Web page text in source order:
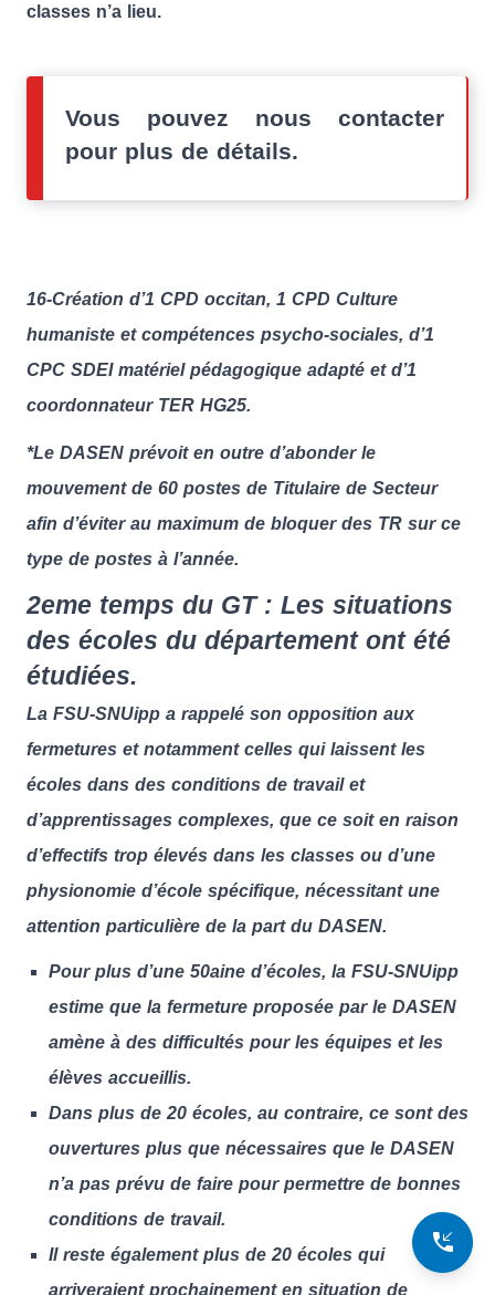
phone_callback
classes n’a lieu.
Vous pouvez nous contacter
pour plus de détails.
16-Création d’1 CPD occitan, 1 CPD Culture
humaniste et compétences psycho-sociales, d’1
CPC SDEI matériel pédagogique adapté et d’1
coordonnateur TER HG25.
*Le DASEN prévoit en outre d’abonder le
mouvement de 60 postes de Titulaire de Secteur
afin d’éviter au maximum de bloquer des TR sur ce
type de postes à l’année.
2eme temps du GT : Les situations
des écoles du département ont été
étudiées.
La FSU-SNUipp a rappelé son opposition aux
fermetures et notamment celles qui laissent les
écoles dans des conditions de travail et
d’apprentissages complexes, que ce soit en raison
d’effectifs trop élevés dans les classes ou d’une
physionomie d’école spécifique, nécessitant une
attention particulière de la part du DASEN.
Pour plus d’une 50aine d’écoles, la FSU-SNUipp
estime que la fermeture proposée par le DASEN
amène à des difficultés pour les équipes et les
élèves accueillis.
Dans plus de 20 écoles, au contraire, ce sont des
ouvertures plus que nécessaires que le DASEN
n’a pas prévu de faire pour permettre de bonnes
conditions de travail.
Il reste également plus de 20 écoles qui
arriveraient prochainement en situation de